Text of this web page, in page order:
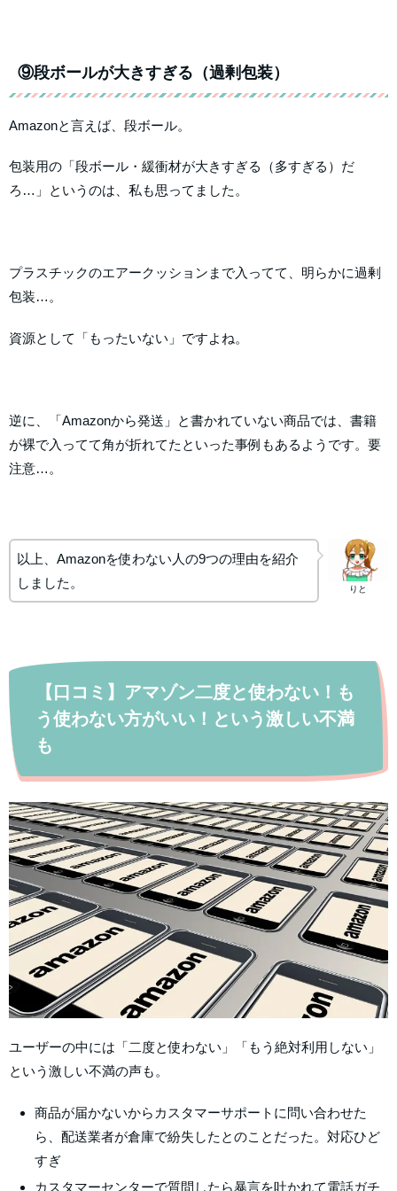
⑨段ボールが大きすぎる（過剰包装）
Amazonと言えば、段ボール。
包装用の「段ボール・緩衝材が大きすぎる（多すぎる）だ
ろ…」というのは、私も思ってました。
プラスチックのエアークッションまで入ってて、明らかに過剰
包装…。
資源として「もったいない」ですよね。
逆に、「Amazonから発送」と書かれていない商品では、書籍
が裸で入ってて角が折れてたといった事例もあるようです。要
注意…。
りと
以上、Amazonを使わない人の9つの理由を紹介
しました。
【口コミ】アマゾン二度と使わない！も
う使わない方がいい！という激しい不満
も
ユーザーの中には「二度と使わない」「もう絶対利用しない」
という激しい不満の声も。
商品が届かないからカスタマーサポートに問い合わせた
ら、配送業者が倉庫で紛失したとのことだった。対応ひど
すぎ
カスタマーセンターで質問したら暴言を吐かれて電話ガチ